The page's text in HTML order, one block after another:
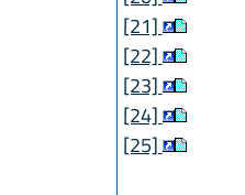
[21]
[22]
[23]
[24]
[25]